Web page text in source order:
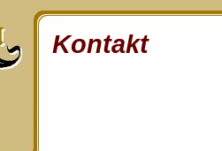
Kontakt